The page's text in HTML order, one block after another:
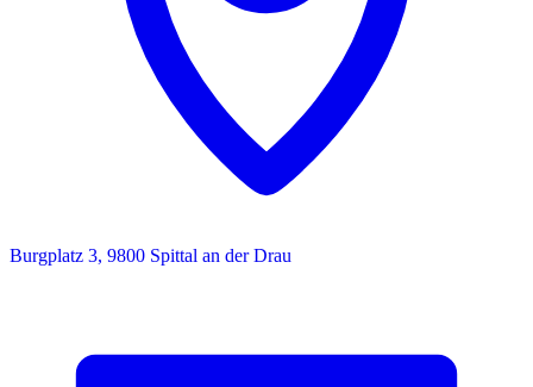
Burgplatz 3, 9800 Spittal an der Drau